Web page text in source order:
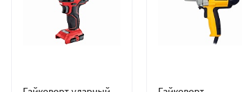
Телефон*
со ссылкой для